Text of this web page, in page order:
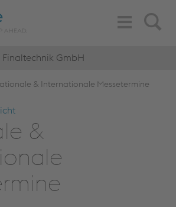
Search
Toggle
Navigation
GmbH
& Internationale Messetermine
&